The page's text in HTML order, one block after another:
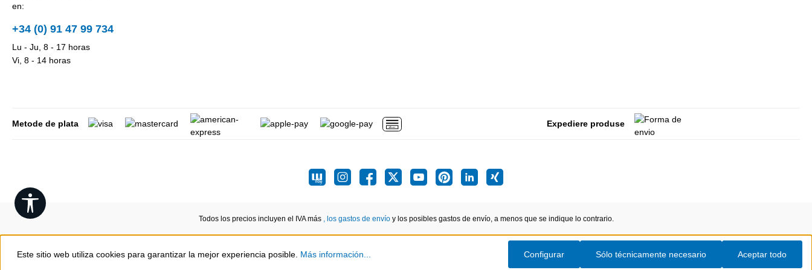
en:
+34 (0) 91 47 99 734
Lu - Ju, 8 - 17 horas
Vi, 8 - 14 horas
Metode de plata Expediere produse
Todos los precios incluyen el IVA más , los gastos de envíoy los posibles gastos de envío, a menos que se indique lo contrario.
Show toolbar
Este sitio web utiliza cookies para garantizar la mejor experiencia posible. Más información... Sólo técnicamente necesario
Configurar Aceptar todo